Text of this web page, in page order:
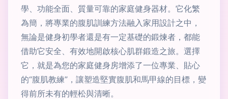
學、功能全面、質量可靠的家庭健身器材。它化繁
為簡，將專業的腹肌訓練方法融入家用設計之中，
無論是健身初學者還是有一定基礎的鍛煉者，都能
借助它安全、有效地開啟核心肌群鍛造之旅。選擇
它，就是為您的家庭健身房增添了一位專業、貼心
的“腹肌教練”，讓塑造堅實腹肌和馬甲線的目標，變
得前所未有的輕松與清晰。